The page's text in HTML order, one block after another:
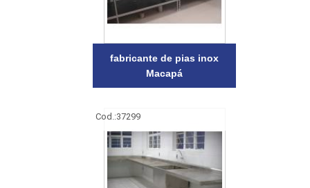
fabricante de pias inox
Macapá
Cod.:37299